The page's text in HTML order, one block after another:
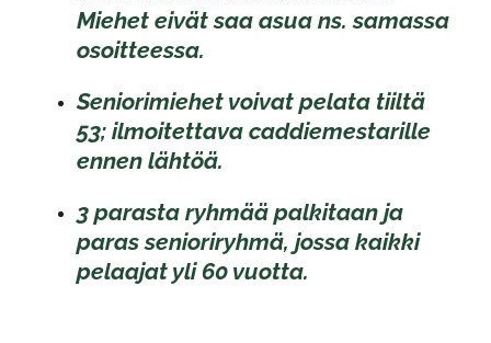
Miehet eivät saa asua ns. samassa
osoitteessa.
Seniorimiehet voivat pelata tiiltä
53; ilmoitettava caddiemestarille
ennen lähtöä.
3 parasta ryhmää palkitaan ja
paras senioriryhmä, jossa kaikki
pelaajat yli 60 vuotta.